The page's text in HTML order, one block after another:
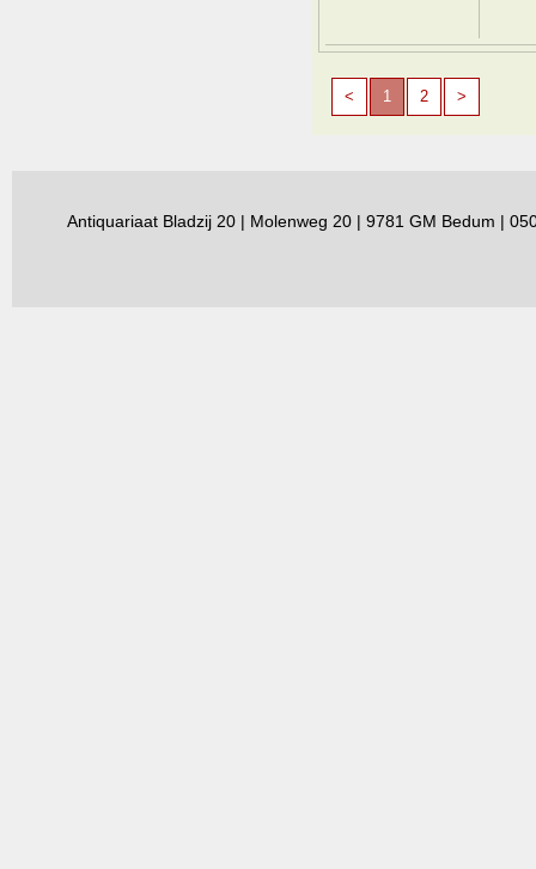
< 1 2 >
Antiquariaat Bladzij 20 | Molenweg 20 | 9781 GM Bedum |